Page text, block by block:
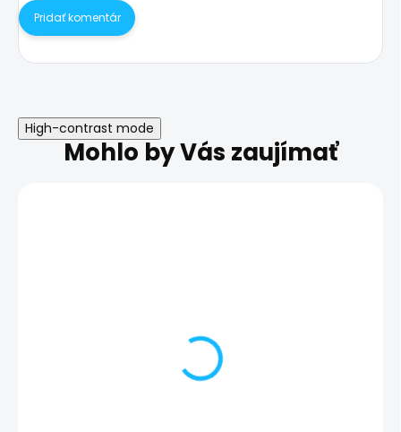
Pridať komentár
High-contrast mode
Mohlo by Vás zaujímať